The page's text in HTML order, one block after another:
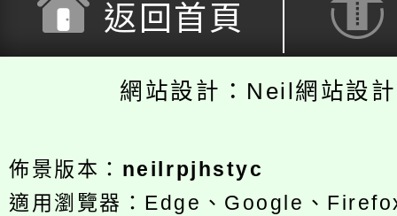
返回首頁
網站設計：Neil網站設
佈景版本： neilrpjhstyc
適用瀏覽器：Edge、Google、